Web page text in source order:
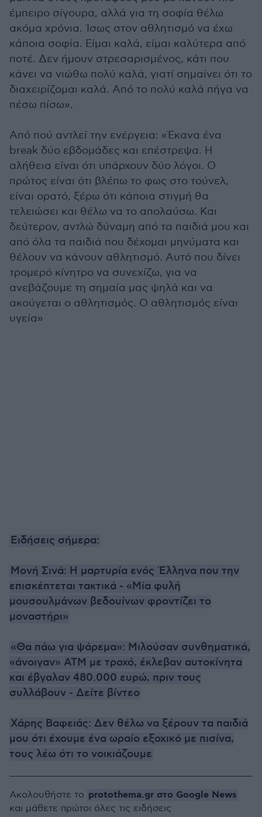
έμπειρο σίγουρα, αλλά για τη σοφία θέλω
ακόμα χρόνια. Ίσως στον αθλητισμό να έχω
κάποια σοφία. Είμαι καλά, είμαι καλύτερα από
ποτέ. Δεν ήμουν στρεσαρισμένος, κάτι που
κάνει να νιώθω πολύ καλά, γιατί σημαίνει ότι το
διαχειρίζομαι καλά. Από το πολύ καλά πήγα να
πέσω πίσω».
Από πού αντλεί την ενέργεια: «Έκανα ένα
break δύο εβδομάδες και επέστρεψα. Η
αλήθεια είναι ότι υπάρχουν δύο λόγοι. Ο
πρώτος είναι ότι βλέπω το φως στο τούνελ,
είναι ορατό, ξέρω ότι κάποια στιγμή θα
τελειώσει και θέλω να το απολαύσω. Και
δεύτερον, αντλώ δύναμη από τα παιδιά μου και
από όλα τα παιδιά που δέχομαι μηνύματα και
θέλουν να κάνουν αθλητισμό. Αυτό που δίνει
τρομερό κίνητρο να συνεχίζω, για να
ανεβάζουμε τη σημαία μας ψηλά και να
ακούγεται ο αθλητισμός. Ο αθλητισμός είναι
υγεία»
Ειδήσεις σήμερα:
Μονή Σινά: Η μαρτυρία ενός Έλληνα που την
επισκέπτεται τακτικά - «Μία φυλή
μουσουλμάνων βεδουίνων φροντίζει το
μοναστήρι»
«Θα πάω για ψάρεμα»: Μιλούσαν συνθηματικά,
«άνοιγαν» ΑΤΜ με τροχό, έκλεβαν αυτοκίνητα
και έβγαλαν 480.000 ευρώ, πριν τους
συλλάβουν - Δείτε βίντεο
Χάρης Βαφειάς: Δεν θέλω να ξέρουν τα παιδιά
μου ότι έχουμε ένα ωραίο εξοχικό με πισίνα,
τους λέω ότι το νοικιάζουμε
Ακολουθήστε το protothema.gr στο Google News
και μάθετε πρώτοι όλες τις ειδήσεις